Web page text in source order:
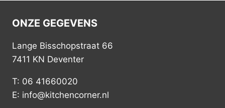
ONZE GEGEVENS
Lange Bisschopstraat 66
7411 KN Deventer
T: 06 41660020
E: info@kitchencorner.nl